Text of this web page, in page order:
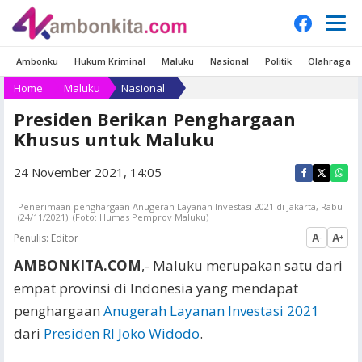
Ambonku Hukum Kriminal Maluku Nasional Politik Olahraga
Home Maluku Nasional
Presiden Berikan Penghargaan
Khusus untuk Maluku
24 November 2021, 14:05
Penerimaan penghargaan Anugerah Layanan Investasi 2021 di Jakarta, Rabu
(24/11/2021). (Foto: Humas Pemprov Maluku)
Penulis: Editor A- A+
AMBONKITA.COM,- Maluku merupakan satu dari
empat provinsi di Indonesia yang mendapat
penghargaan Anugerah Layanan Investasi 2021
dari Presiden RI Joko Widodo.